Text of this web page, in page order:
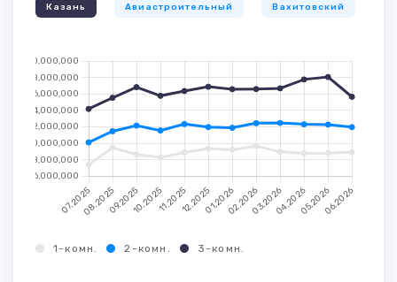
Казань Авиастроительный Вахитовский
1-комн. 2-комн. 3-комн.